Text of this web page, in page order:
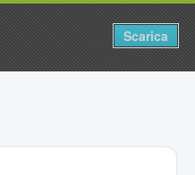
Scarica